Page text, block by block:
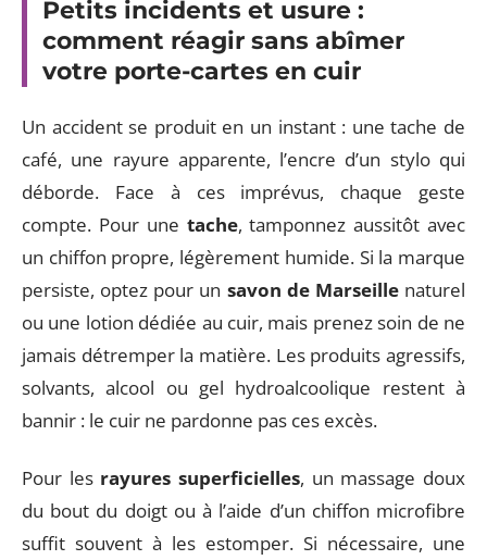
Petits incidents et usure :
comment réagir sans abîmer
votre porte-cartes en cuir
Un accident se produit en un instant : une tache de
café, une rayure apparente, l’encre d’un stylo qui
déborde. Face à ces imprévus, chaque geste
compte. Pour une tache, tamponnez aussitôt avec
un chiffon propre, légèrement humide. Si la marque
persiste, optez pour un savon de Marseillenaturel
ou une lotion dédiée au cuir, mais prenez soin de ne
jamais détremper la matière. Les produits agressifs,
solvants, alcool ou gel hydroalcoolique restent à
bannir : le cuir ne pardonne pas ces excès.
Pour les rayures superficielles, un massage doux
du bout du doigt ou à l’aide d’un chiffon microfibre
suffit souvent à les estomper. Si nécessaire, une